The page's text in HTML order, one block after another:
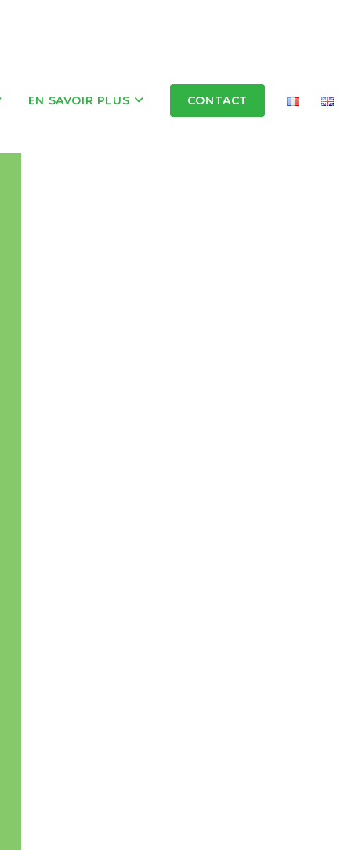
EN SAVOIR PLUS CONTACT